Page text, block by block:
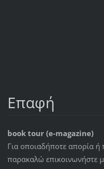
Επαφή
book tour (e-magazine)
Για οποιαδήποτε απορία ή
παρακαλώ επικοινωνήστε